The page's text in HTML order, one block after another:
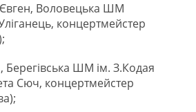
Євген, Воловецька ШМ
концертмейстер
Берегівська ШМ ім. З.Кодая
Сюч, концертмейстер